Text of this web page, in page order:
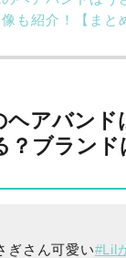
も紹介！【まと
ヘアバン
？ブラン
ぎさん可愛い#Lil